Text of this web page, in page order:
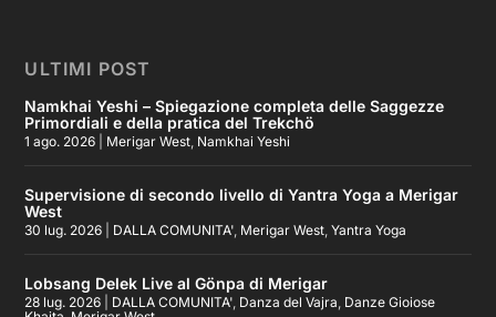
ULTIMI POST
Namkhai Yeshi – Spiegazione completa delle Saggezze
Primordiali e della pratica del Trekchö
1 ago. 2026 Merigar West, Namkhai Yeshi
Supervisione di secondo livello di Yantra Yoga a Merigar
West
30 lug. 2026 DALLA COMUNITA', Merigar West,Yantra Yoga
Lobsang Delek Live al Gönpa di Merigar
28 lug. 2026 DALLA COMUNITA', Danza del Vajra, Danze Gioiose